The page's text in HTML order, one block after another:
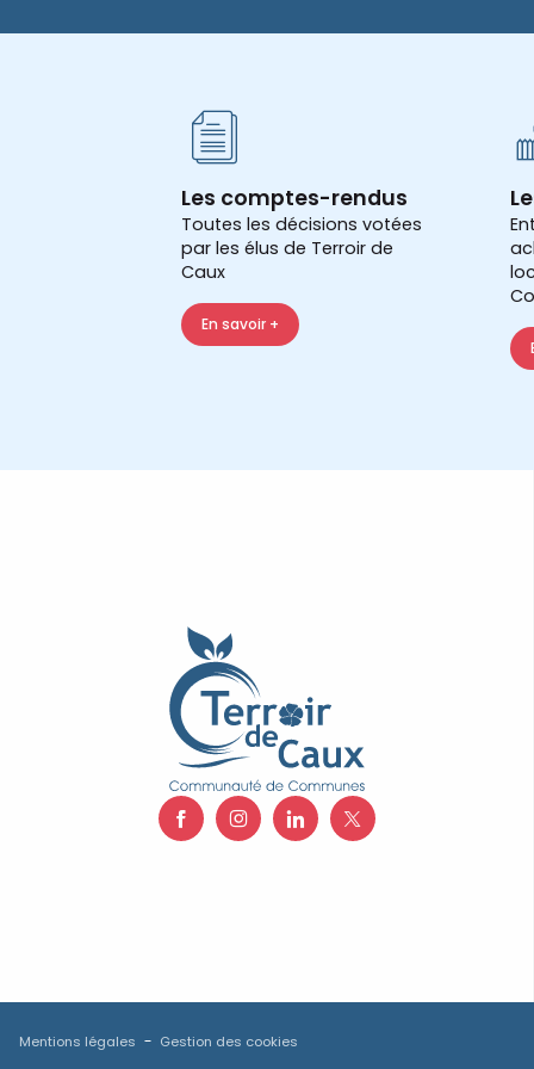
Les comptes-rendus
Toutes les décisions votées
par les élus de Terroir de
Caux
En savoir +
Mentions légales Gestion des cookies